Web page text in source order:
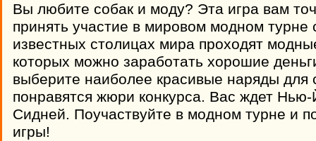
Вы любите собак и моду? Эта игра вам
принять участие в мировом модном
известных столицах мира проходят
которых можно заработать хорошие
выберите наиболее красивые наряды для
понравятся жюри конкурса. Вас ждет
Сидней. Поучаствуйте в модном турне и
игры!